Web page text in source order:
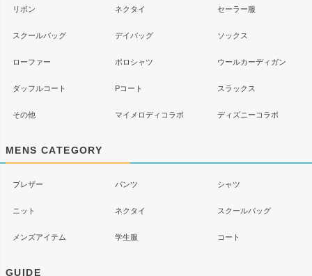
リボン ネクタイ セーラー服
スクールバッグ デイバッグ ソックス
ローファー ポロシャツ ウールカーディガン
ダッフルコート Pコート スラックス
その他 マイメロディコラボ ディズニーコラボ
MENS CATEGORY
ブレザー パンツ シャツ
ニット ネクタイ スクールバッグ
メンズアイテム 学生服 コート
GUIDE